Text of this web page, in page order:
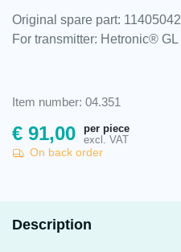
Original spare part: 11405042
For transmitter: Hetronic® GL
Item number: 04.351
€ 91,00
per piece
excl. VAT
On back order
Description